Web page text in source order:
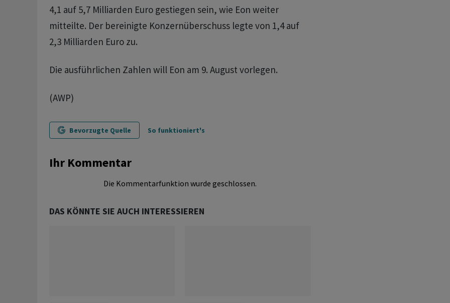
4,1 auf 5,7 Milliarden Euro gestiegen sein, wie Eon weiter
mitteilte. Der bereinigte Konzernüberschuss legte von 1,4 auf
2,3 Milliarden Euro zu.
Die ausführlichen Zahlen will Eon am 9. August vorlegen.
(AWP)
Bevorzugte Quelle So funktioniert's
Ihr Kommentar
Die Kommentarfunktion wurde geschlossen.
DAS KÖNNTE SIE AUCH INTERESSIEREN